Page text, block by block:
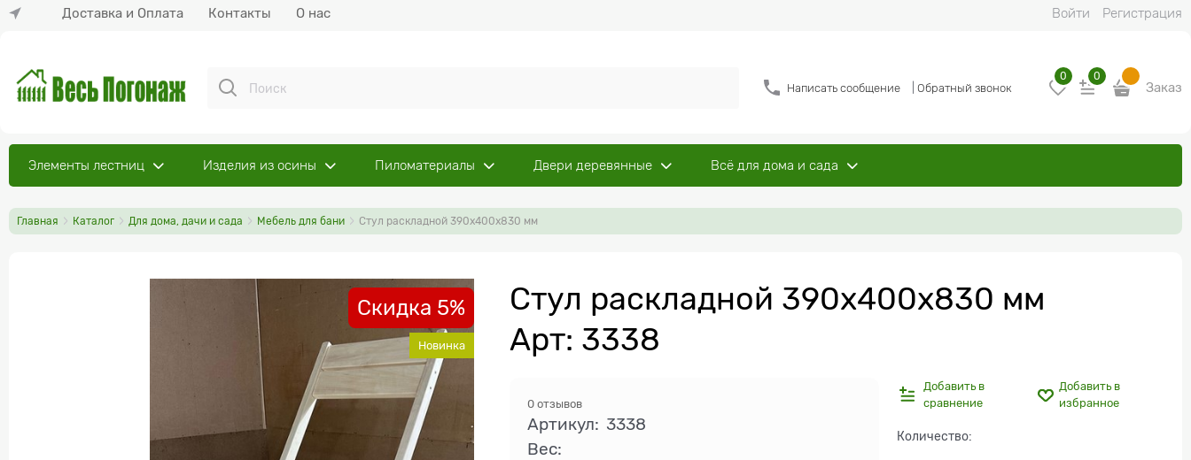
Доставка и Оплата Контакты О нас Войти Регистрация
Написать сообщение Обратный звонок
0 0
Заказ
Элементы лестниц Изделия из осины Пиломатериалы Двери деревянные Всё для дома и сада
Главная Каталог Для дома, дачи и сада Мебель для бани Стул раскладной 390х400х830 мм
Скидка 5%
Новинка
Стул раскладной 390х400х830 мм
Арт: 3338
0 отзывов
Артикул: 3338
Вес:
Добавить в
сравнение
Добавить в
избранное
Количество: